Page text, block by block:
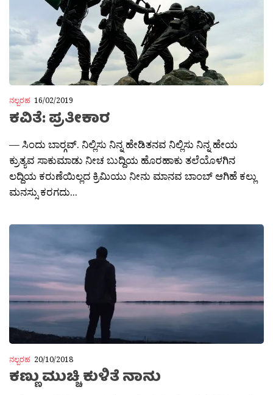
ನಲ್ಬರಹ 16/02/2019
ಕವಿತೆ: ಪ್ರತೀಕಾರ
— ಸಿಂದು ಬಾರ‍್ಗವ್. ನಿಲ್ಲಿಸು ನಿನ್ನ ಹೇಡಿತನವ ನಿಲ್ಲಿಸು ನಿನ್ನ ಹೇಯ
ಕ್ರುತ್ಯವ ಸಾಕುಮಾಡು ನೀಚ ಬುದ್ದಿಯ ಹೊರಹಾಕು ತಲೆಯೊಳಗಿನ
ಲದ್ದಿಯ ಕರುಣೆಯಿಲ್ಲದ ಕ್ರಿಮಿಯು ನೀನು ಮಾನವ ಬಾಂಬ್ ಆಗಿಹೆ ಕಲ್ಲು
ಮನಸ್ಸು ಕರಗದು...
ನಲ್ಬರಹ 20/10/2018
ಕಣ್ಣು ಮುಚ್ಚಿ ಕುಳಿತೆ ನಾನು